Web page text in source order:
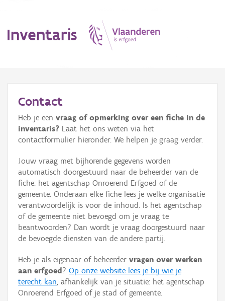
Inventaris
Erfgoedobject
Aanduidingsobject
Waarneming
Thema
Gebeurtenis
Persoon of collectief
Hergebruik
Aanmelden
Contact
Heb je een vraag of opmerking over een fiche in de
inventaris? Laat het ons weten via het
contactformulier hieronder. We helpen je graag verder.
Jouw vraag met bijhorende gegevens worden
automatisch doorgestuurd naar de beheerder van de
fiche: het agentschap Onroerend Erfgoed of de
gemeente. Onderaan elke fiche lees je welke organisatie
verantwoordelijk is voor de inhoud. Is het agentschap
of de gemeente niet bevoegd om je vraag te
beantwoorden? Dan wordt je vraag doorgestuurd naar
de bevoegde diensten van de andere partij.
Heb je als eigenaar of beheerder vragen over werken
aan erfgoed ? Op onze website lees je bij wie je
terecht kan, afhankelijk van je situatie: het agentschap
Onroerend Erfgoed of je stad of gemeente.